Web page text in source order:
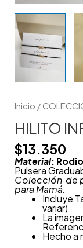
Inicio /
HILITO
$13.350
Material: Rodio
Pulsera
Colección de
para Mamá.
Incluye
variar)
La
Hecho a